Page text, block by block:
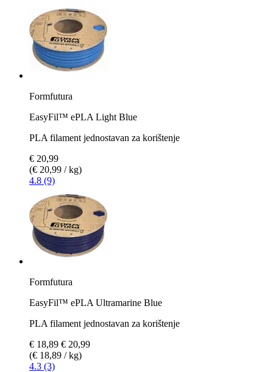
Formfutura
EasyFil™ ePLA Light Blue
PLA filament jednostavan za korištenje
€ 20,99
(€ 20,99 / kg)
4.8 (9)
Formfutura
EasyFil™ ePLA Ultramarine Blue
PLA filament jednostavan za korištenje
€ 18,89 € 20,99
(€ 18,89 / kg)
4.3 (3)